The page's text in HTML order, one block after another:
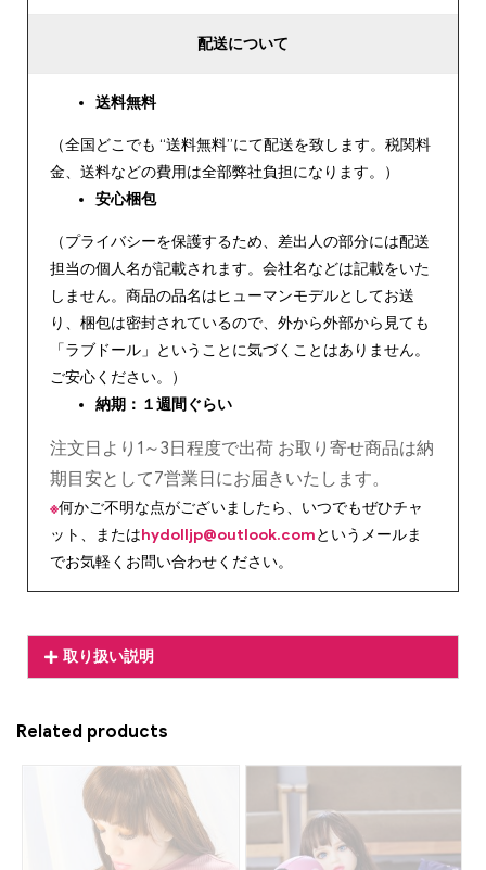
配送について
送料無料
（全国どこでも “送料無料”にて配送を致します。税関料
金、送料などの費用は全部弊社負担になります。）
安心梱包
（プライバシーを保護するため、差出人の部分には配送
担当の個人名が記載されます。会社名などは記載をいた
しません。商品の品名はヒューマンモデルとしてお送
り、梱包は密封されているので、外から外部から見ても
「ラブドール」ということに気づくことはありません。
ご安心ください。）
納期：１週間ぐらい
注文日より1～3日程度で出荷 お取り寄せ商品は納
期目安として7営業日にお届きいたします。
※何かご不明な点がございましたら、いつでもぜひチャ
ット、またはhydolljp@outlook.comというメールま
でお気軽くお問い合わせください。
取り扱い説明
Related products